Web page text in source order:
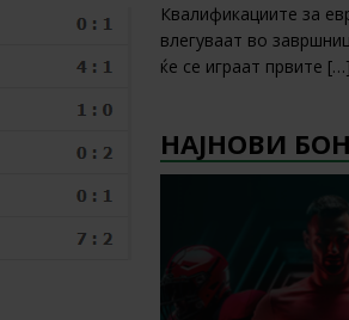
Квалификациите за
влегуваат во
ќе се играат првите […]
НАЈНОВИ